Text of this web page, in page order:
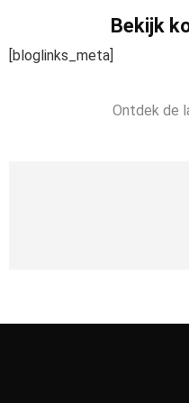
Bekijk
[bloglinks_meta]
Ontdek de